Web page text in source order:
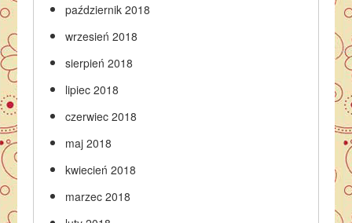
październik 2018
wrzesień 2018
sierpień 2018
lipiec 2018
czerwiec 2018
maj 2018
kwiecień 2018
marzec 2018